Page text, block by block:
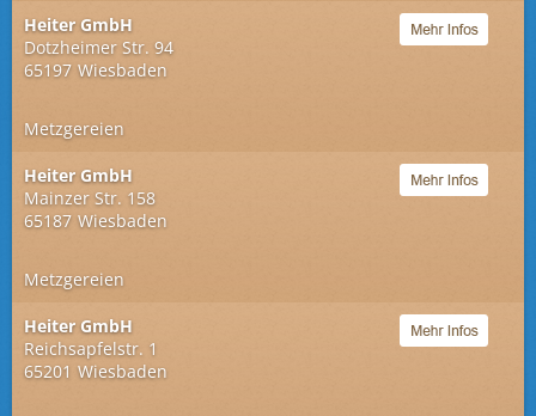
Heiter GmbH
Dotzheimer Str. 94
65197 Wiesbaden
Metzgereien
Heiter GmbH
Mainzer Str. 158
65187 Wiesbaden
Metzgereien
Heiter GmbH
Reichsapfelstr. 1
65201 Wiesbaden